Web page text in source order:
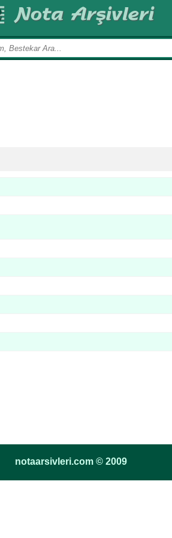
notaarsivleri.com © 2009